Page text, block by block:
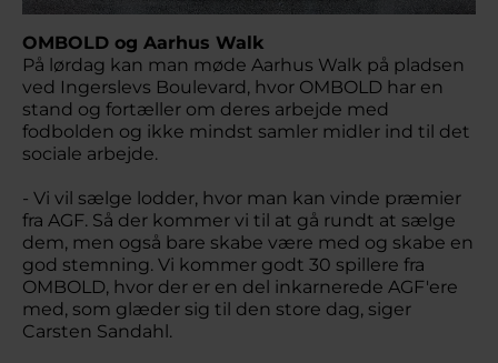
OMBOLD og Aarhus Walk
På lørdag kan man møde Aarhus Walk på pladsen
ved Ingerslevs Boulevard, hvor OMBOLD har en
stand og fortæller om deres arbejde med
fodbolden og ikke mindst samler midler ind til det
sociale arbejde.
- Vi vil sælge lodder, hvor man kan vinde præmier
fra AGF. Så der kommer vi til at gå rundt at sælge
dem, men også bare skabe være med og skabe en
god stemning. Vi kommer godt 30 spillere fra
OMBOLD, hvor der er en del inkarnerede AGF'ere
med, som glæder sig til den store dag, siger
Carsten Sandahl.